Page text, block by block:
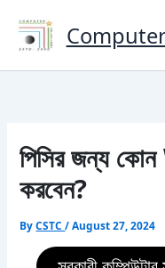
content
পিসির জন্য কোন
করবেন?
ByCSTC/August 27, 2024